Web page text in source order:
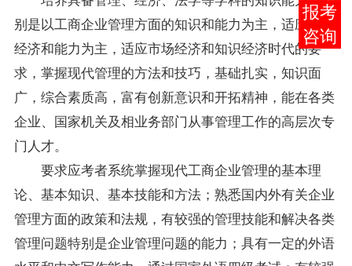
别是以工商企业管理方面的知识和能力为主，适应市场
经济和能力为主，适应市场经济和知识经济时代的要
求，掌握现代管理的方法和技巧，基础扎实，知识面
广，综合素质高，富有创新意识和开拓精神，能在各类
企业、国家机关及相业务部门从事管理工作的高层次专
门人才。
要求应考者系统掌握现代工商企业管理的基本理
论、基本知识、基本技能和方法；熟悉国内外有关企业
管理方面的政策和法规，有较强的管理技能和解决各类
管理问题特别是企业管理问题的能力；具有一定的外语
在线
客服